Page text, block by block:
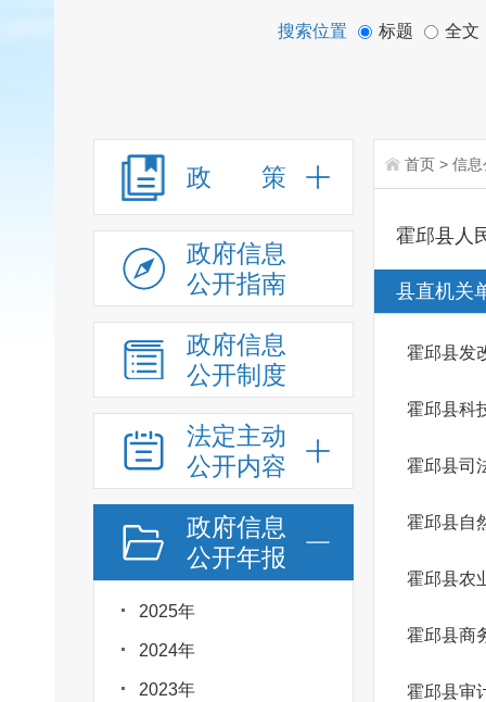
搜索位置 标题 全文
政 策
政府信息
公开指南
政府信息
公开制度
法定主动
公开内容
政府信息
公开年报
2025年
2024年
2023年
首页 > 信息
霍邱县人
县直机关
霍邱县发
霍邱县科
霍邱县司
霍邱县自
霍邱县商
霍邱县审